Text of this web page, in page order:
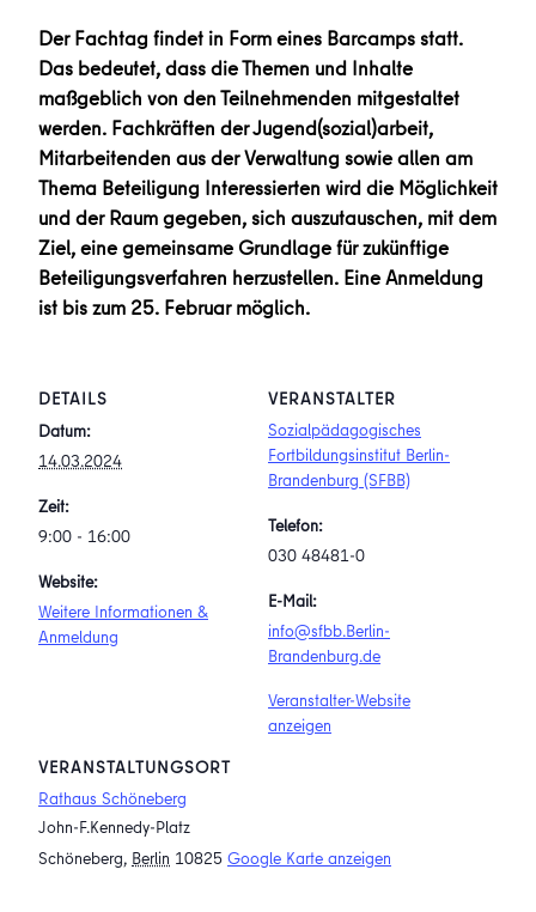
Der Fachtag findet in Form eines Barcamps statt.
Das bedeutet, dass die Themen und Inhalte
maßgeblich von den Teilnehmenden mitgestaltet
werden. Fachkräften der Jugend(sozial)arbeit,
Mitarbeitenden aus der Verwaltung sowie allen am
Thema Beteiligung Interessierten wird die Möglichkeit
und der Raum gegeben, sich auszutauschen, mit dem
Ziel, eine gemeinsame Grundlage für zukünftige
Beteiligungsverfahren herzustellen. Eine Anmeldung
ist bis zum 25. Februar möglich.
DETAILS
Datum:
14.03.2024
Zeit:
9:00 - 16:00
Website:
Weitere Informationen &
Anmeldung
VERANSTALTUNGSORT
Rathaus Schöneberg
John-F.Kennedy-Platz
Schöneberg, Berlin 10825 Google Karte anzeigen
VERANSTALTER
Sozialpädagogisches
Fortbildungsinstitut Berlin-
Brandenburg (SFBB)
Telefon:
030 48481-0
E-Mail:
info@sfbb.Berlin-
Brandenburg.de
Veranstalter-Website
anzeigen